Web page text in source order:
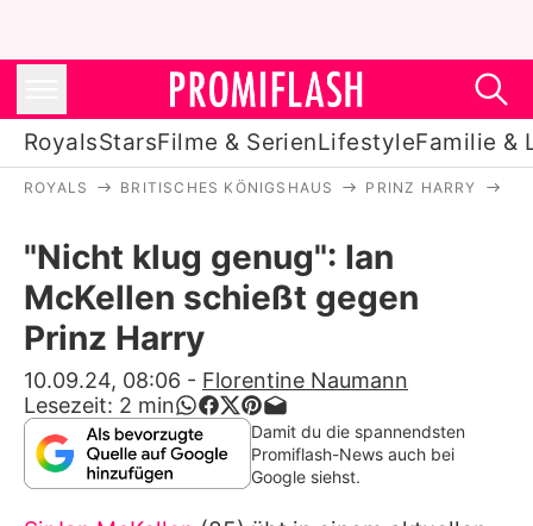
RoyalsStarsFilme & SerienLifestyleFamilie &
Stars
Filme & Serien
Lifestyle
Familie & Liebe
Promiflash Exklusiv
ROYALS BRITISCHES KÖNIGSHAUS PRINZ HARRY
"Nicht klug genug": Ian
McKellen schießt gegen
Prinz Harry
10.09.24, 08:06 - Florentine Naumann
Lesezeit: 2 min
Damit du die spannendsten
Promiflash-News auch bei
Google siehst.